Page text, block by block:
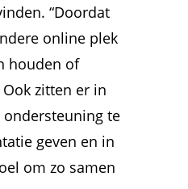
“Doordat
online plek
houden of
zitten er in
ondersteuning te
geven en in
om zo samen